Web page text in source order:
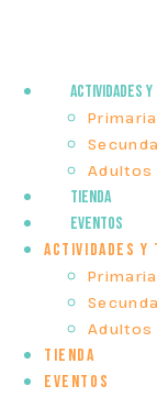
ACTIVIDADES
Primaria
Adultos
Tienda
EVENTOS
ACTIVIDADES Y
Primaria
Adultos
Tienda
EVENTOS